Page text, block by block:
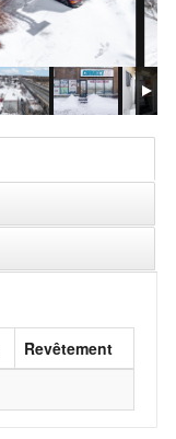
Revêtement